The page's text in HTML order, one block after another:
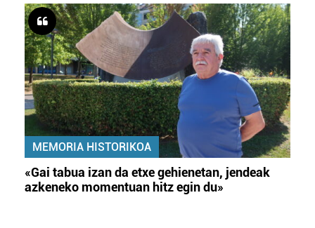
MEMORIA HISTORIKOA
«Gai tabua izan da etxe gehienetan, jendeak
azkeneko momentuan hitz egin du»